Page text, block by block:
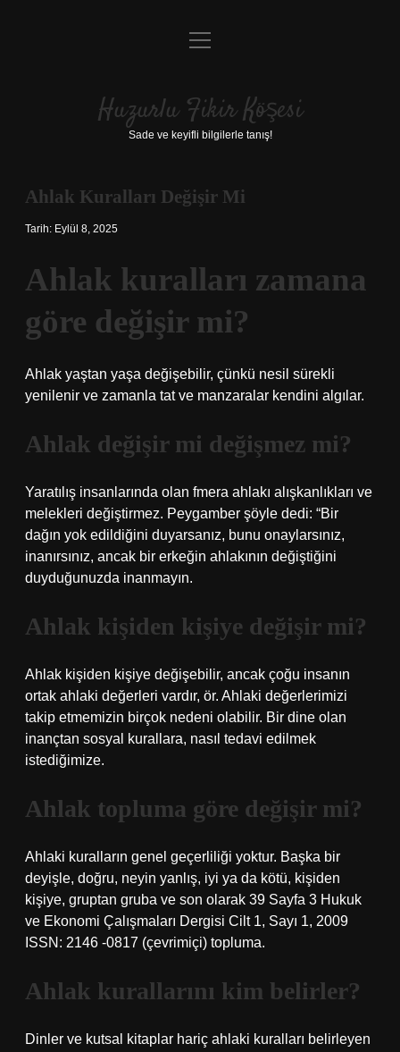
Anasayfa
Yasal Uyarı
menüyü
Huzurlu Fikir Köşesi
Sade ve keyifli bilgilerle tanış!
Ahlak Kuralları Değişir Mi
Tarih: Eylül 8, 2025
Ahlak kuralları zamana
göre değişir mi?
Ahlak yaştan yaşa değişebilir, çünkü nesil sürekli
yenilenir ve zamanla tat ve manzaralar kendini algılar.
Ahlak değişir mi değişmez mi?
Yaratılış insanlarında olan fmera ahlakı alışkanlıkları ve
melekleri değiştirmez. Peygamber şöyle dedi: “Bir
dağın yok edildiğini duyarsanız, bunu onaylarsınız,
inanırsınız, ancak bir erkeğin ahlakının değiştiğini
duyduğunuzda inanmayın.
Ahlak kişiden kişiye değişir mi?
Ahlak kişiden kişiye değişebilir, ancak çoğu insanın
ortak ahlaki değerleri vardır, ör. Ahlaki değerlerimizi
takip etmemizin birçok nedeni olabilir. Bir dine olan
inançtan sosyal kurallara, nasıl tedavi edilmek
istediğimize.
Ahlak topluma göre değişir mi?
Ahlaki kuralların genel geçerliliği yoktur. Başka bir
deyişle, doğru, neyin yanlış, iyi ya da kötü, kişiden
kişiye, gruptan gruba ve son olarak 39 Sayfa 3 Hukuk
ve Ekonomi Çalışmaları Dergisi Cilt 1, Sayı 1, 2009
ISSN: 2146 -0817 (çevrimiçi) topluma.
Ahlak kurallarını kim belirler?
Dinler ve kutsal kitaplar hariç ahlaki kuralları belirleyen